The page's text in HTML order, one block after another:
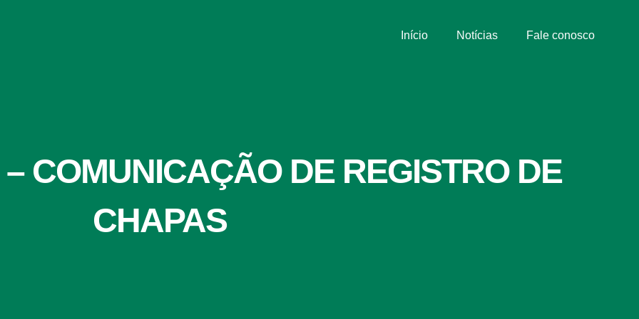
Início Notícias Fale conosco
COMUNICAÇÃO DE REGISTRO DE
CHAPAS